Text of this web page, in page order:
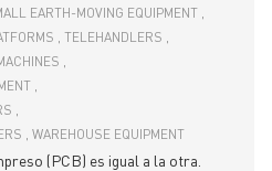
EARTH-MOVING EQUIPMENT
TELEHANDLERS
WAREHOUSE EQUIPMENT
(PCB) es igual a la otra.